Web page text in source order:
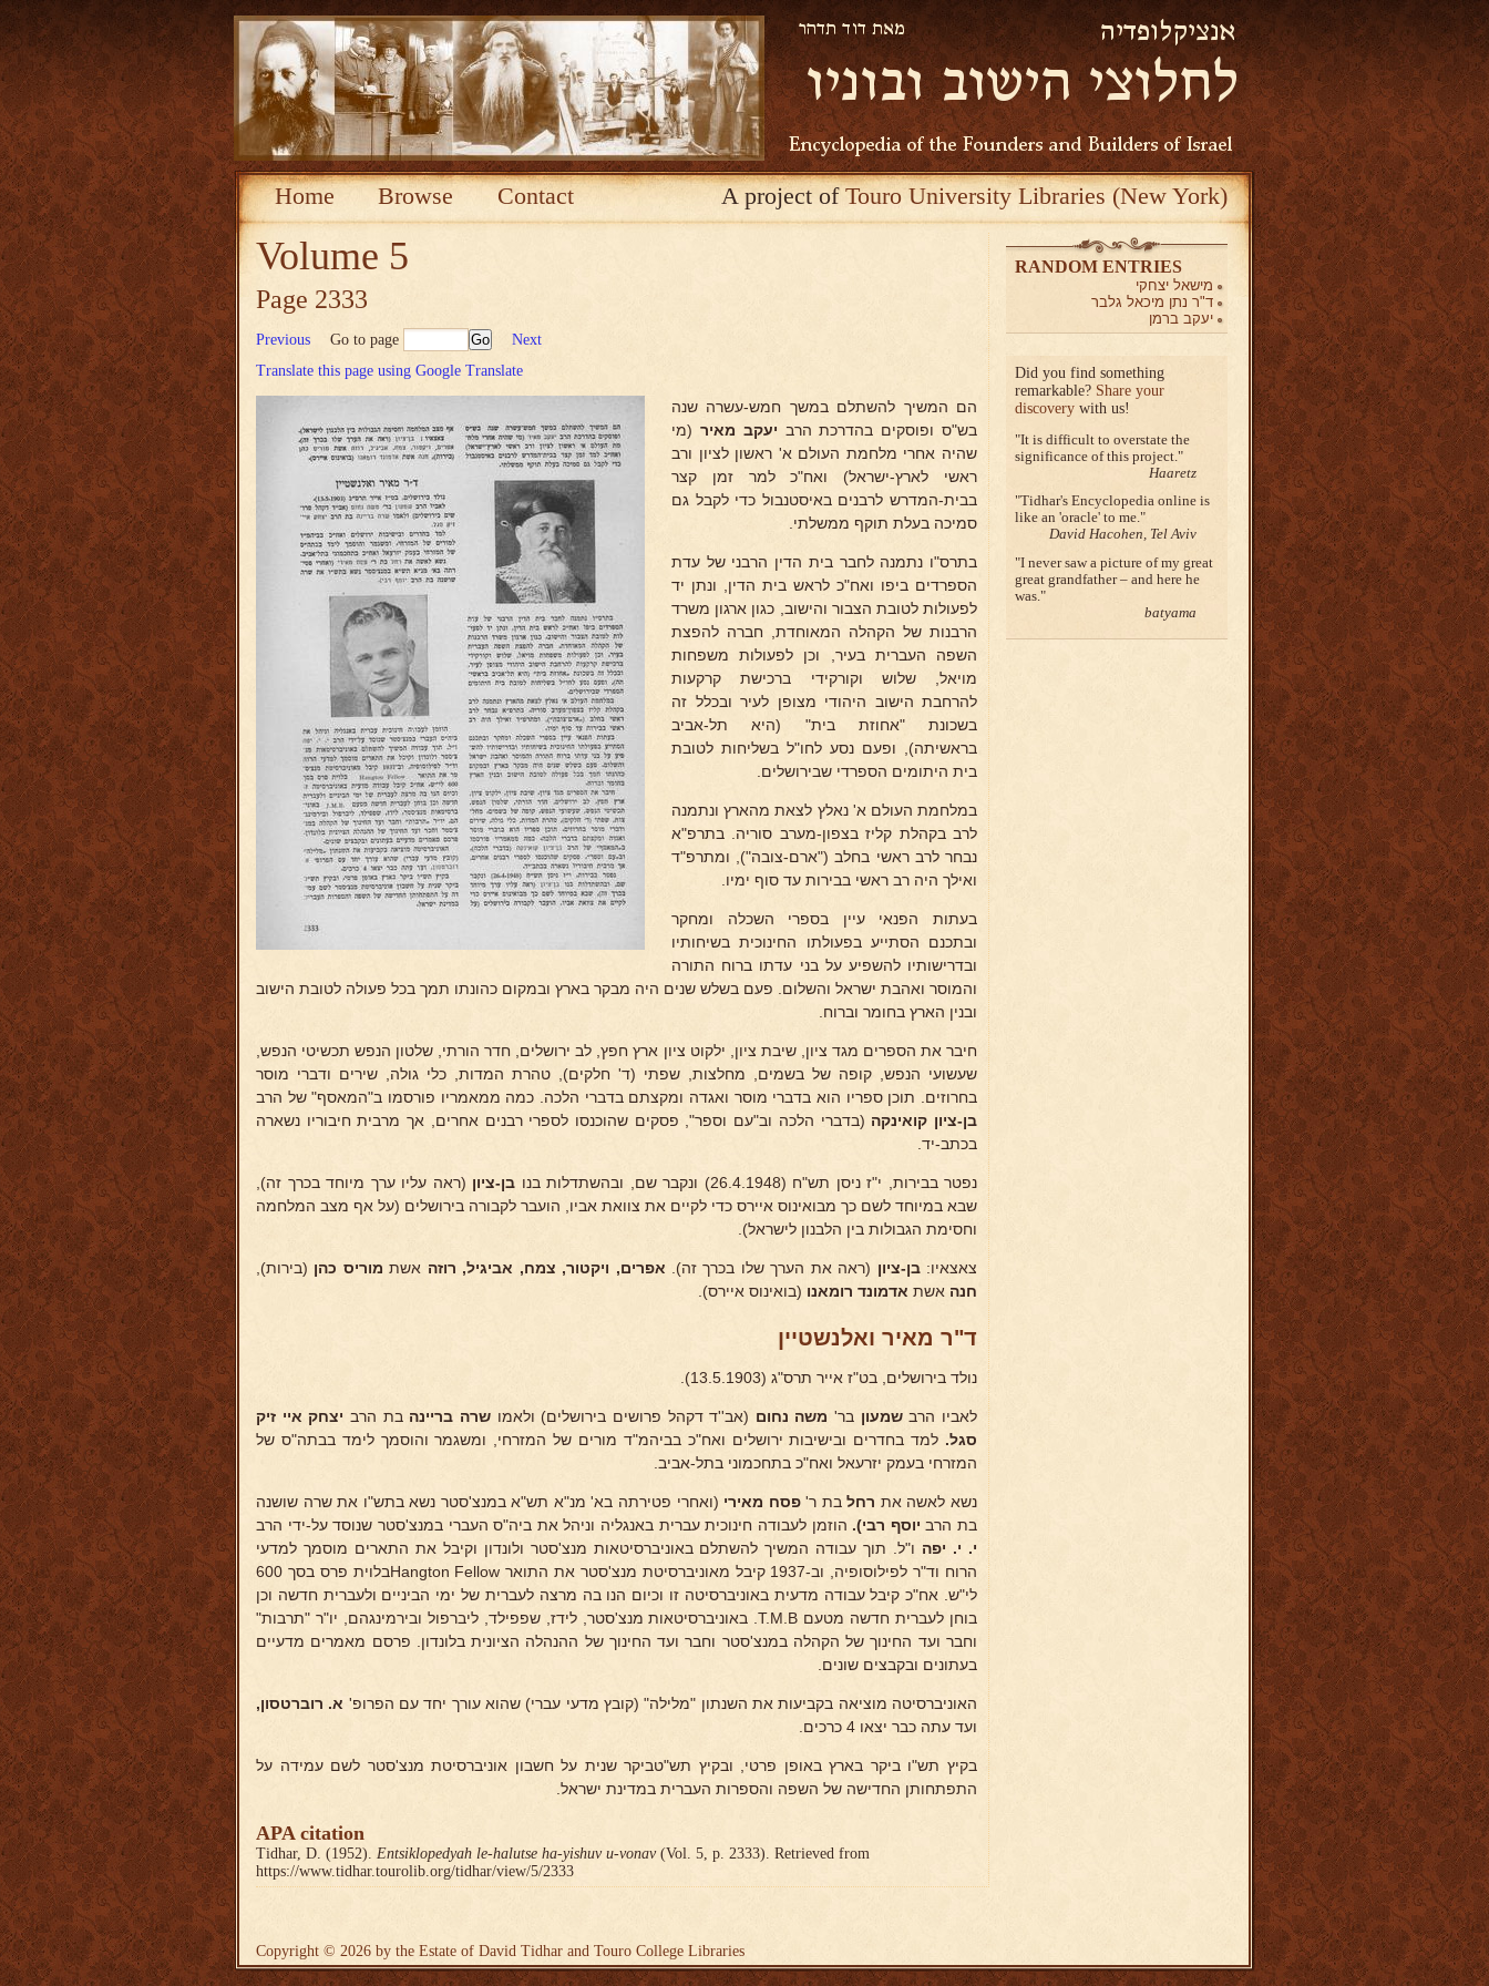
Home Browse Contact A project ofTouro University Libraries (New York)
Volume 5
Page 2333
Previous Go to page
Next
Translate this page using Google Translate
הם המשיך להשתלם במשך חמש-עשרה שנה
בש"ס ופוסקים בהדרכת הרב יעקב מאיר (מי
שהיה אחרי מלחמת העולם א' ראשון לציון ורב
ראשי לארץ-ישראל) ואח"כ למר זמן קצר
בבית-המדרש לרבנים באיסטנבול כדי לקבל גם
סמיכה בעלת תוקף ממשלתי.
בתרס"ו נתמנה לחבר בית הדין הרבני של עדת
הספרדים ביפו ואח"כ לראש בית הדין, ונתן יד
לפעולות לטובת הצבור והישוב, כגון ארגון משרד
הרבנות של הקהלה המאוחדת, חברה להפצת
השפה העברית בעיר, וכן לפעולות משפחות
מויאל, שלוש וקורקידי ברכישת קרקעות
להרחבת הישוב היהודי מצופן לעיר ובכלל זה
בשכונת "אחוזת בית" (היא תל-אביב
בראשיתה), ופעם נסע לחו"ל בשליחות לטובת
בית היתומים הספרדי שבירושלים.
במלחמת העולם א' נאלץ לצאת מהארץ ונתמנה
לרב בקהלת קליז בצפון-מערב סוריה. בתרפ"א
נבחר לרב ראשי בחלב ("ארם-צובה"), ומתרפ"ד
ואילך היה רב ראשי בבירות עד סוף ימיו.
בעתות הפנאי עיין בספרי השכלה ומחקר
ובתכנם הסתייע בפעולתו החינוכית בשיחותיו
ובדרישותיו להשפיע על בני עדתו ברוח התורה
והמוסר ואהבת ישראל והשלום. פעם בשלש שנים היה מבקר בארץ ובמקום כהונתו תמך בכל פעולה לטובת הישוב
ובנין הארץ בחומר וברוח.
חיבר את הספרים מגד ציון, שיבת ציון, ילקוט ציון ארץ חפץ, לב ירושלים, חדר הורתי, שלטון הנפש תכשיטי הנפש,
שעשועי הנפש, קופה של בשמים, מחלצות, שפתי (ד' חלקים), טהרת המדות, כלי גולה, שירים ודברי מוסר
בחרוזים. תוכן ספריו הוא בדברי מוסר ואגדה ומקצתם בדברי הלכה. כמה ממאמריו פורסמו ב"המאסף" של הרב
בן-ציון קואינקה (בדברי הלכה וב"עם וספר", פסקים שהוכנסו לספרי רבנים אחרים, אך מרבית חיבוריו נשארה
בכתב-יד.
נפטר בבירות, י"ז ניסן תש"ח (26.4.1948) ונקבר שם, ובהשתדלות בנו בן-ציון (ראה עליו ערך מיוחד בכרך זה),
שבא במיוחד לשם כך מבואינוס איירס כדי לקיים את צוואת אביו, הועבר לקבורה בירושלים (על אף מצב המלחמה
וחסימת הגבולות בין הלבנון לישראל).
צאצאיו: בן-ציון (ראה את הערך שלו בכרך זה). אפרים, ויקטור, צמח, אביגיל, רוזה אשתמוריס כהן (בירות),
חנה אשת אדמונד רומאנו (בואינוס איירס).
ד"ר מאיר ואלנשטיין
נולד בירושלים, בט"ז אייר תרס"ג (13.5.1903).
לאביו הרבשמעון בר'משה נחום (אב''ד דקהל פרושים בירושלים) ולאמו שרה בריינה בת הרב יצחק איי זיק
סגל. למד בחדרים ובישיבות ירושלים ואח"כ בביהמ"ד מורים של המזרחי, ומשגמר והוסמך לימד בבתה"ס של
המזרחי בעמק יזרעאל ואח"כ בתחכמוני בתל-אביב.
נשא לאשה את רחלבת ר'פסח מאירי (ואחרי פטירתה בא' מנ"א תש"א במנצ'סטר נשא בתש"ו את שרה שושנה
בת הרביוסף רבי). הוזמן לעבודה חינוכית עברית באנגליה וניהל את ביה"ס העברי במנצ'סטר שנוסד על-ידי הרב
י. י. יפה ו"ל. תוך עבודה המשיך להשתלם באוניברסיטאות מנצ'סטר ולונדון וקיבל את התארים מוסמך למדעי
הרוח וד"ר לפילוסופיה, וב-1937 קיבל מאוניברסיטת מנצ'סטר את התואר Hangton Fellowבלוית פרס בסך 600
לי"ש. אח"כ קיבל עבודה מדעית באוניברסיטה זו וכיום הנו בה מרצה לעברית של ימי הביניים ולעברית חדשה וכן
בוחן לעברית חדשה מטעם T.M.B. באוניברסיטאות מנצ'סטר, לידז, שפפילד, ליברפול ובירמינגהם, יו"ר "תרבות"
וחבר ועד החינוך של הקהלה במנצ'סטר וחבר ועד החינוך של ההנהלה הציונית בלונדון. פרסם מאמרים מדעיים
בעתונים ובקבצים שונים.
האוניברסיטה מוציאה בקביעות את השנתון "מלילה" (קובץ מדעי עברי) שהוא עורך יחד עם הפרופ' א. רוברטסון,
ועד עתה כבר יצאו 4 כרכים.
בקיץ תש"ו ביקר בארץ באופן פרטי, ובקיץ תש"טביקר שנית על חשבון אוניברסיטת מנצ'סטר לשם עמידה על
התפתחותן החדישה של השפה והספרות העברית במדינת ישראל.
APA citation
Tidhar, D. (1952). Entsiklopedyah le-halutse ha-yishuv u-vonav(Vol. 5, p. 2333). Retrieved from
https://www.tidhar.tourolib.org/tidhar/view/5/2333
RANDOM ENTRIES
מישאל יצחקי
ד"ר נתן מיכאל גלבר
יעקב ברמן
Did you find something
remarkable? Share your
discovery with us!
It is difficult to overstate the
significance of this project.
Haaretz
Tidhar's Encyclopedia online is
like an 'oracle' to me.
David Hacohen, Tel Aviv
I never saw a picture of my great
great grandfather – and here he
was.
batyama
Copyright © 2026 by the Estate of David Tidhar and Touro College Libraries